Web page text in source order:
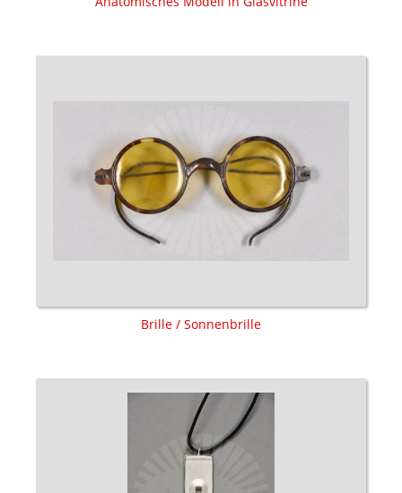
Brille / Sonnenbrille